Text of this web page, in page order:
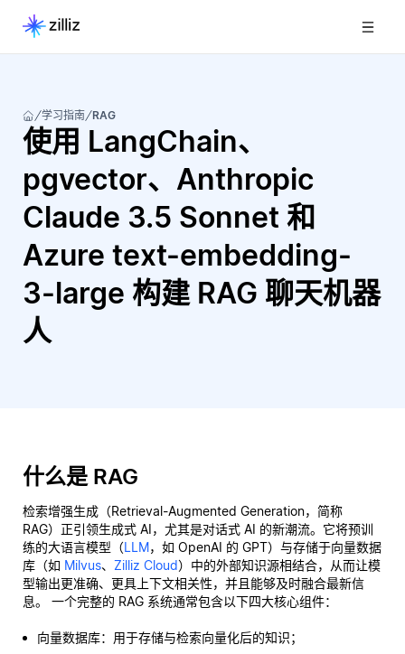
学习指南 RAG
使用 LangChain、
pgvector、Anthropic
Claude 3.5 Sonnet 和
Azure text-embedding-
3-large 构建 RAG 聊天机器
人
什么是 RAG
检索增强生成（Retrieval-Augmented Generation，简称
RAG）正引领生成式 AI，尤其是对话式 AI 的新潮流。它将预训
练的大语言模型（LLM，如 OpenAI 的 GPT）与存储于向量数据
库（如 Milvus、 Zilliz Cloud）中的外部知识源相结合，从而让模
型输出更准确、更具上下文相关性，并且能够及时融合最新信
息。 一个完整的 RAG 系统通常包含以下四大核心组件：
向量数据库：用于存储与检索向量化后的知识；